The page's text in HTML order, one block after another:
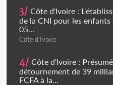
3/ Côte d'Ivoire :
de la CNI pour les enfants
05...
Côte d'Ivoire
4/ Côte d'Ivoire : Présumé
détournement de 39
FCFA à la...